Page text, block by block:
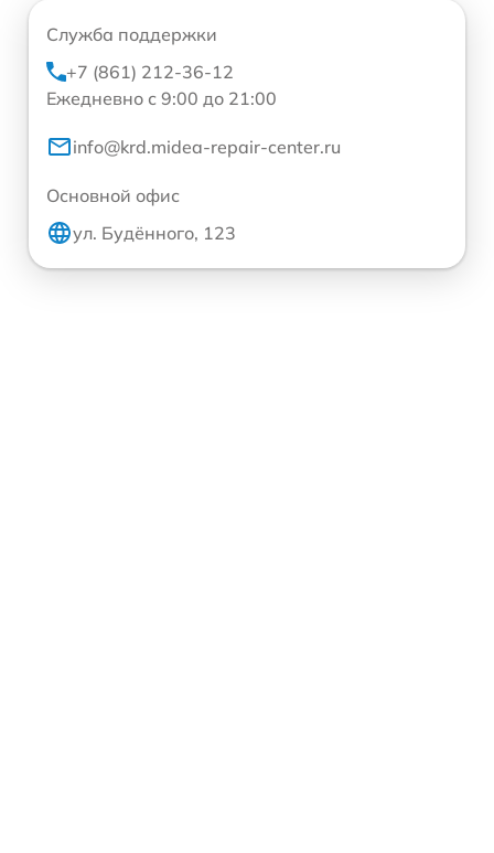
Служба поддержки
+7 (861) 212-36-12
Ежедневно с 9:00 до 21:00
info@krd.midea-repair-center.ru
Основной офис
ул. Будённого, 123